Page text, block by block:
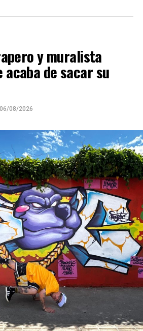
y muralista
acaba de sacar su
06/08/2026